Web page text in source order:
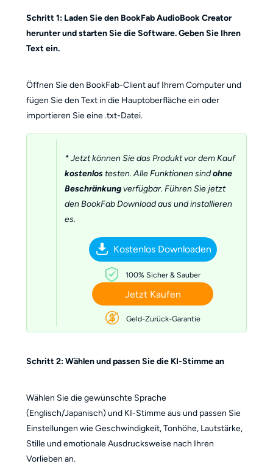
Schritt 1: Laden Sie den BookFab AudioBook Creator
herunter und starten Sie die Software. Geben Sie Ihren
Text ein.
Öffnen Sie den BookFab-Client auf Ihrem Computer und
fügen Sie den Text in die Hauptoberfläche ein oder
importieren Sie eine .txt-Datei.
* Jetzt können Sie das Produkt vor dem Kauf
kostenlos testen. Alle Funktionen sindohne
Beschränkungverfügbar. Führen Sie jetzt
den BookFab Download aus und installieren
es.
Kostenlos Downloaden
100% Sicher & Sauber
Jetzt Kaufen
Geld-Zurück-Garantie
Schritt 2: Wählen und passen Sie die KI-Stimme an
Wählen Sie die gewünschte Sprache
(Englisch/Japanisch) und KI-Stimme aus und passen Sie
Einstellungen wie Geschwindigkeit, Tonhöhe, Lautstärke,
Stille und emotionale Ausdrucksweise nach Ihren
Vorlieben an.